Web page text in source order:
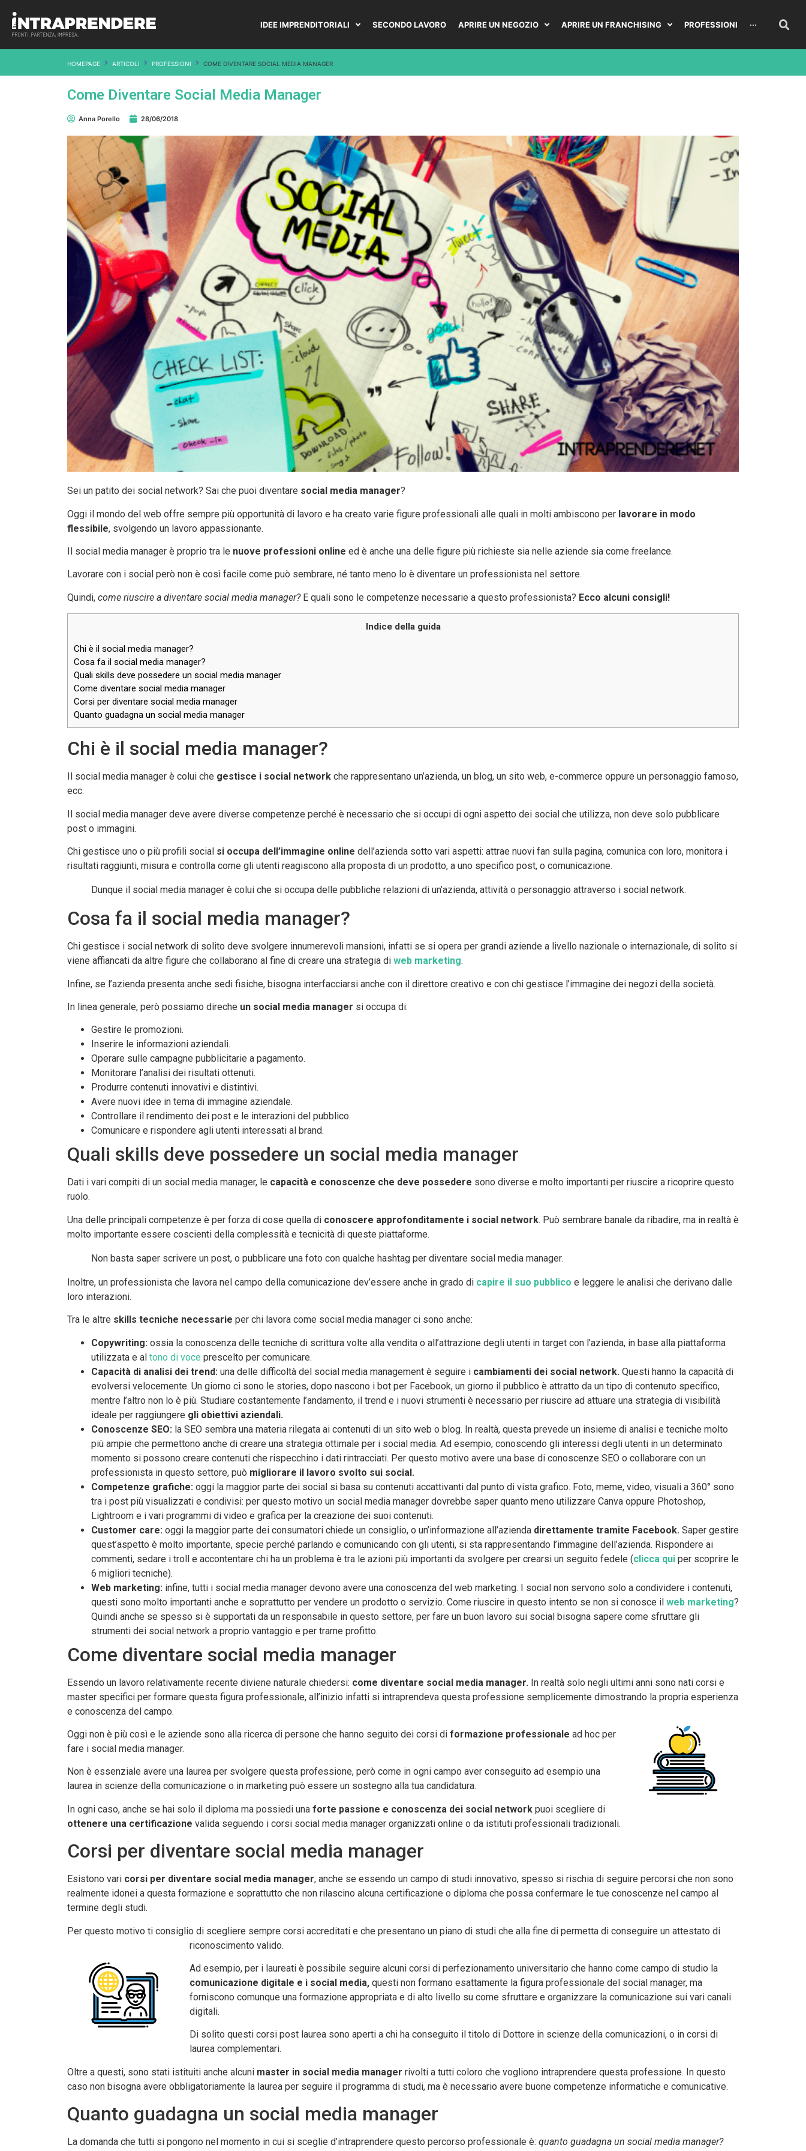
IDEE IMPRENDITORIALI SECONDO LAVORO APRIRE UN NEGOZIO APRIRE UN FRANCHISING PROFESSIONI ···
HOMEPAGE ARTICOLI PROFESSIONI COME DIVENTARE SOCIAL MEDIA MANAGER
Come Diventare Social Media Manager
Anna Porello 28/06/2018
Sei un patito dei social network? Sai che puoi diventare social media manager?
Oggi il mondo del web offre sempre più opportunità di lavoro e ha creato varie figure professionali alle quali in molti ambiscono per lavorare in modo
flessibile, svolgendo un lavoro appassionante.
Il social media manager è proprio tra le nuove professioni online ed è anche una delle figure più richieste sia nelle aziende sia come freelance.
Lavorare con i social però non è così facile come può sembrare, né tanto meno lo è diventare un professionista nel settore.
Quindi, come riuscire a diventare social media manager?E quali sono le competenze necessarie a questo professionista? Ecco alcuni consigli!
Indice della guida
Chi è il social media manager?
Cosa fa il social media manager?
Quali skills deve possedere un social media manager
Come diventare social media manager
Corsi per diventare social media manager
Quanto guadagna un social media manager
Chi è il social media manager?
Il social media manager è colui che gestisce i social network che rappresentano un’azienda, un blog, un sito web, e-commerce oppure un personaggio famoso,
ecc.
Il social media manager deve avere diverse competenze perché è necessario che si occupi di ogni aspetto dei social che utilizza, non deve solo pubblicare
post o immagini.
Chi gestisce uno o più profili social si occupa dell’immagine online dell’azienda sotto vari aspetti: attrae nuovi fan sulla pagina, comunica con loro, monitora i
risultati raggiunti, misura e controlla come gli utenti reagiscono alla proposta di un prodotto, a uno specifico post, o comunicazione.
Dunque il social media manager è colui che si occupa delle pubbliche relazioni di un’azienda, attività o personaggio attraverso i social network.
Cosa fa il social media manager?
Chi gestisce i social network di solito deve svolgere innumerevoli mansioni, infatti se si opera per grandi aziende a livello nazionale o internazionale, di solito si
viene affiancati da altre figure che collaborano al fine di creare una strategia di web marketing.
Infine, se l’azienda presenta anche sedi fisiche, bisogna interfacciarsi anche con il direttore creativo e con chi gestisce l’immagine dei negozi della società.
In linea generale, però possiamo direche un social media manager si occupa di:
Gestire le promozioni.
Inserire le informazioni aziendali.
Operare sulle campagne pubblicitarie a pagamento.
Monitorare l’analisi dei risultati ottenuti.
Produrre contenuti innovativi e distintivi.
Avere nuovi idee in tema di immagine aziendale.
Controllare il rendimento dei post e le interazioni del pubblico.
Comunicare e rispondere agli utenti interessati al brand.
Quali skills deve possedere un social media manager
Dati i vari compiti di un social media manager, le capacità e conoscenze che deve possedere sono diverse e molto importanti per riuscire a ricoprire questo
ruolo.
Una delle principali competenze è per forza di cose quella di conoscere approfonditamente i social network. Può sembrare banale da ribadire, ma in realtà è
molto importante essere coscienti della complessità e tecnicità di queste piattaforme.
Non basta saper scrivere un post, o pubblicare una foto con qualche hashtag per diventare social media manager.
Inoltre, un professionista che lavora nel campo della comunicazione dev’essere anche in grado di capire il suo pubblico e leggere le analisi che derivano dalle
loro interazioni.
Tra le altre skills tecniche necessarie per chi lavora come social media manager ci sono anche:
Copywriting: ossia la conoscenza delle tecniche di scrittura volte alla vendita o all’attrazione degli utenti in target con l’azienda, in base alla piattaforma
utilizzata e al tono di voce prescelto per comunicare.
Capacità di analisi dei trend: una delle difficoltà del social media management è seguire i cambiamenti dei social network. Questi hanno la capacità di
evolversi velocemente. Un giorno ci sono le stories, dopo nascono i bot per Facebook, un giorno il pubblico è attratto da un tipo di contenuto specifico,
mentre l’altro non lo è più. Studiare costantemente l’andamento, il trend e i nuovi strumenti è necessario per riuscire ad attuare una strategia di visibilità
ideale per raggiungere gli obiettivi aziendali.
Conoscenze SEO: la SEO sembra una materia rilegata ai contenuti di un sito web o blog. In realtà, questa prevede un insieme di analisi e tecniche molto
più ampie che permettono anche di creare una strategia ottimale per i social media. Ad esempio, conoscendo gli interessi degli utenti in un determinato
momento si possono creare contenuti che rispecchino i dati rintracciati. Per questo motivo avere una base di conoscenze SEO o collaborare con un
professionista in questo settore, può migliorare il lavoro svolto sui social.
Competenze grafiche: oggi la maggior parte dei social si basa su contenuti accattivanti dal punto di vista grafico. Foto, meme, video, visuali a 360° sono
tra i post più visualizzati e condivisi: per questo motivo un social media manager dovrebbe saper quanto meno utilizzare Canva oppure Photoshop,
Lightroom e i vari programmi di video e grafica per la creazione dei suoi contenuti.
Customer care: oggi la maggior parte dei consumatori chiede un consiglio, o un’informazione all’azienda direttamente tramite Facebook. Saper gestire
quest’aspetto è molto importante, specie perché parlando e comunicando con gli utenti, si sta rappresentando l’immagine dell’azienda. Rispondere ai
commenti, sedare i troll e accontentare chi ha un problema è tra le azioni più importanti da svolgere per crearsi un seguito fedele (clicca qui per scoprire le
6 migliori tecniche).
Web marketing: infine, tutti i social media manager devono avere una conoscenza del web marketing. I social non servono solo a condividere i contenuti,
questi sono molto importanti anche e soprattutto per vendere un prodotto o servizio. Come riuscire in questo intento se non si conosce il web marketing?
Quindi anche se spesso si è supportati da un responsabile in questo settore, per fare un buon lavoro sui social bisogna sapere come sfruttare gli
strumenti dei social network a proprio vantaggio e per trarne profitto.
Come diventare social media manager
Essendo un lavoro relativamente recente diviene naturale chiedersi: come diventare social media manager. In realtà solo negli ultimi anni sono nati corsi e
master specifici per formare questa figura professionale, all’inizio infatti si intraprendeva questa professione semplicemente dimostrando la propria esperienza
e conoscenza del campo.
Oggi non è più così e le aziende sono alla ricerca di persone che hanno seguito dei corsi di formazione professionale ad hoc per
fare i social media manager.
Non è essenziale avere una laurea per svolgere questa professione, però come in ogni campo aver conseguito ad esempio una
laurea in scienze della comunicazione o in marketing può essere un sostegno alla tua candidatura.
In ogni caso, anche se hai solo il diploma ma possiedi una forte passione e conoscenza dei social network puoi scegliere di
ottenere una certificazione valida seguendo i corsi social media manager organizzati online o da istituti professionali tradizionali.
Corsi per diventare social media manager
Esistono vari corsi per diventare social media manager, anche se essendo un campo di studi innovativo, spesso si rischia di seguire percorsi che non sono
realmente idonei a questa formazione e soprattutto che non rilascino alcuna certificazione o diploma che possa confermare le tue conoscenze nel campo al
termine degli studi.
Per questo motivo ti consiglio di scegliere sempre corsi accreditati e che presentano un piano di studi che alla fine di permetta di conseguire un attestato di
riconoscimento valido.
Ad esempio, per i laureati è possibile seguire alcuni corsi di perfezionamento universitario che hanno come campo di studio la
comunicazione digitale e i social media, questi non formano esattamente la figura professionale del social manager, ma
forniscono comunque una formazione appropriata e di alto livello su come sfruttare e organizzare la comunicazione sui vari canali
digitali.
Di solito questi corsi post laurea sono aperti a chi ha conseguito il titolo di Dottore in scienze della comunicazioni, o in corsi di
laurea complementari.
Oltre a questi, sono stati istituiti anche alcuni master in social media manager rivolti a tutti coloro che vogliono intraprendere questa professione. In questo
caso non bisogna avere obbligatoriamente la laurea per seguire il programma di studi, ma è necessario avere buone competenze informatiche e comunicative.
Quanto guadagna un social media manager
La domanda che tutti si pongono nel momento in cui si sceglie d’intraprendere questo percorso professionale è: quanto guadagna un social media manager?